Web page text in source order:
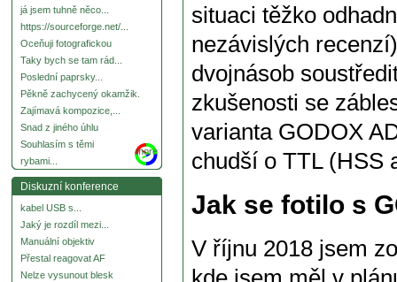
já jsem tuhně něco...
https://sourceforge.net/...
Oceňuji fotografickou
Taky bych se tam rád...
Poslední paprsky...
Pěkně zachycený okamžik.
Zajímavá kompozice,...
Snad z jiného úhlu
Souhlasím s těmi
rybami...
more
Diskuzní konference
kabel USB s...
Jaký je rozdíl mezi...
Manuální objektiv
Přestal reagovat AF
Nelze vysunout blesk
situaci těžko
nezávislých
dvojnásob
zkušenosti se
varianta GODOX
chudší o TTL (HSS
Jak se fotilo s
V říjnu 2018 jsem